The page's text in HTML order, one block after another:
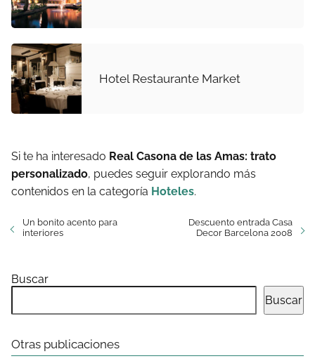
Hotel Restaurante Market
Si te ha interesado Real Casona de las Amas: trato
personalizado, puedes seguir explorando más
contenidos en la categoría Hoteles.
Un bonito acento para
interiores
Descuento entrada Casa
Decor Barcelona 2008
Buscar
Buscar
Otras publicaciones